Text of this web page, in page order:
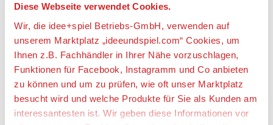
Diese Webseite verwendet Cookies.
Wir, die idee+spiel Betriebs-GmbH, verwenden auf
unserem Marktplatz „ideeundspiel.com“ Cookies, um
Ihnen z.B. Fachhändler in Ihrer Nähe vorzuschlagen,
Funktionen für Facebook, Instagramm und Co anbieten
zu können und um zu prüfen, wie oft unser Marktplatz
besucht wird und welche Produkte für Sie als Kunden am
interessantesten ist. Wir geben diese Informationen vor
um Eclipso™ bei der Flucht zu helfen.
• Das Zubehör umfasst einen Stab, ein Schwert,
einen Flegel, ein Sai, Wonder Womans Lasso der
Wahrheit, Wonder Womans Schild, Laborflaschen,
einen Lippenstift, eine Bürste, Parfümflaschen, eine
Spitzhacke, Hammer und Amboss sowie drei
Kristalle.
• Lässt sich mit dem Set 41237 Das Geheimversteck
von Batgirl™ kombinieren, um noch mehr